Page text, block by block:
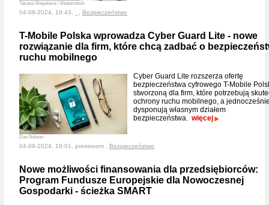
Tatiana Shepeleva / Shutterstock
04-09-2024, 19:43, _, Bezpieczeństwo
T-Mobile Polska wprowadza Cyber Guard Lite - nowe
rozwiązanie dla firm, które chcą zadbać o
ruchu mobilnego
Dan Nelson
Cyber Guard Lite rozszerza ofertę
bezpieczeństwa cyfrowego T-Mobile
stworzoną dla firm, które potrzebują
ochrony ruchu mobilnego, a
dysponują własnym działem
bezpieczeństwa. więcej
04-09-2024, 19:01, pressroom , Bezpieczeństwo
Nowe możliwości finansowania dla przedsiębiorców:
Program Fundusze Europejskie dla Nowoczesnej
Gospodarki - ścieżka SMART